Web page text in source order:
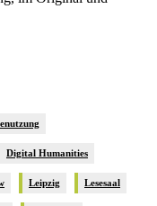
Digital Humanities
Leipzig Lesesaal